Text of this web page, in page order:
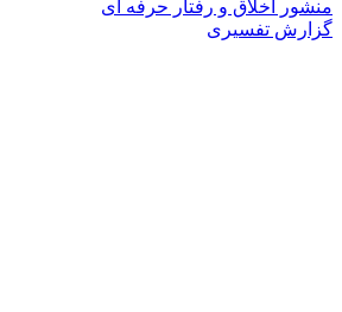
منشور اخلاق و رفتار حرفه­ ای
گزارش تفسیری